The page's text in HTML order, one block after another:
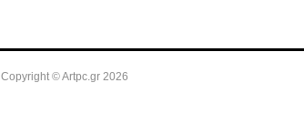
Copyright © Artpc.gr 2026